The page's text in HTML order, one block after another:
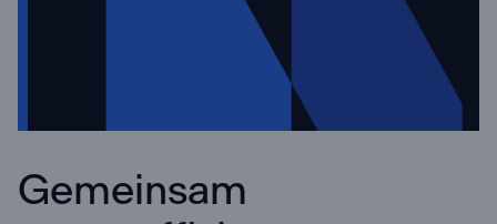
Gemeinsam